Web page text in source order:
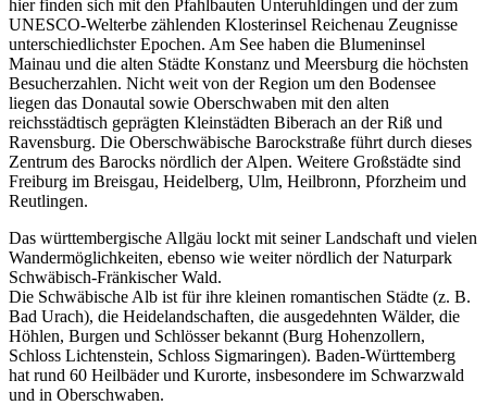
hier finden sich mit den Pfahlbauten Unteruhldingen und der zum
UNESCO-Welterbe zählenden Klosterinsel Reichenau Zeugnisse
unterschiedlichster Epochen. Am See haben die Blumeninsel
Mainau und die alten Städte Konstanz und Meersburg die höchsten
Besucherzahlen. Nicht weit von der Region um den Bodensee
liegen das Donautal sowie Oberschwaben mit den alten
reichsstädtisch geprägten Kleinstädten Biberach an der Riß und
Ravensburg. Die Oberschwäbische Barockstraße führt durch dieses
Zentrum des Barocks nördlich der Alpen. Weitere Großstädte sind
Freiburg im Breisgau, Heidelberg, Ulm, Heilbronn, Pforzheim und
Reutlingen.
Das württembergische Allgäu lockt mit seiner Landschaft und vielen
Wandermöglichkeiten, ebenso wie weiter nördlich der Naturpark
Schwäbisch-Fränkischer Wald.
Die Schwäbische Alb ist für ihre kleinen romantischen Städte (z. B.
Bad Urach), die Heidelandschaften, die ausgedehnten Wälder, die
Höhlen, Burgen und Schlösser bekannt (Burg Hohenzollern,
Schloss Lichtenstein, Schloss Sigmaringen). Baden-Württemberg
hat rund 60 Heilbäder und Kurorte, insbesondere im Schwarzwald
und in Oberschwaben.